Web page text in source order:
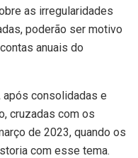
as irregularidades
poderão ser motivo
anuais do
consolidadas e
cruzadas com os
de 2023, quando os
com esse tema.